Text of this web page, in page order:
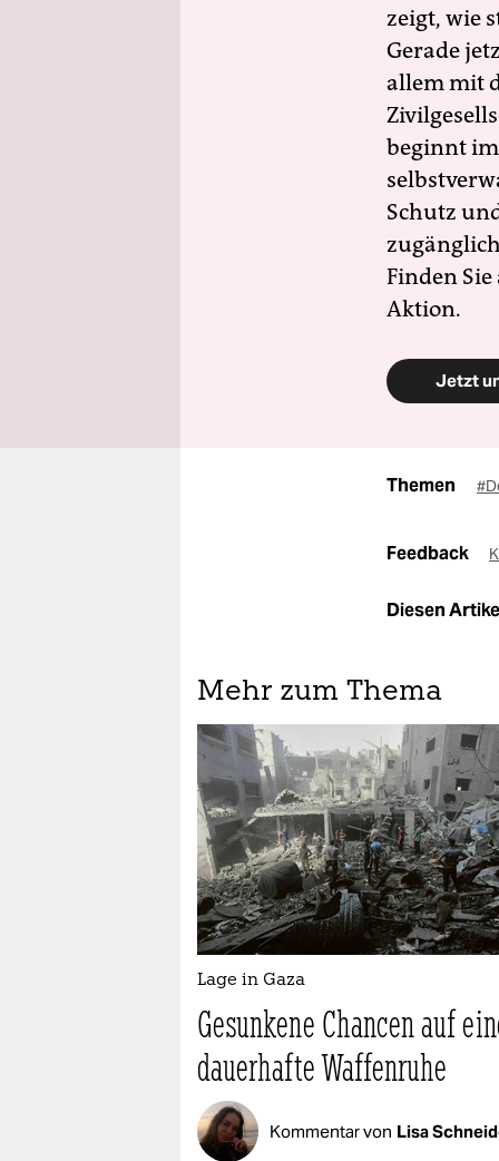
zeigt, wie
Gerade
allem mit
beginnt
Schutz
Finden
Aktion.
Jetzt
Themen
Feedback
Diesen
Mehr zum Thema
Lage in Gaza
Gesunkene Chancen auf
dauerhafte Waffenruhe
Kommentar von Lisa